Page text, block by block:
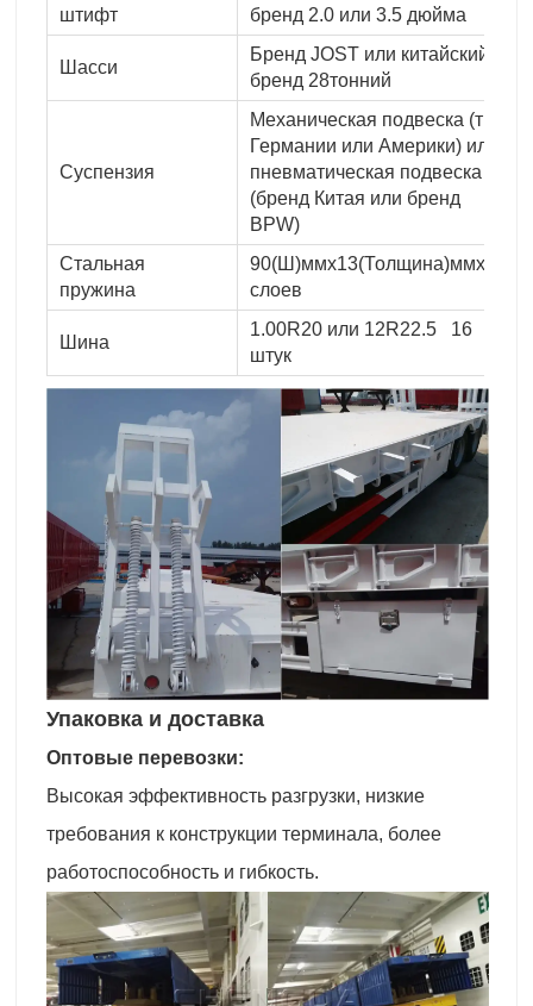
штифт
бренд 2.0 или 3.5 дюйма
Шасси
Бренд JOST или китайский
бренд 28тонний
Суспензия
Механическая подвеска (тип
Германии или Америки) или
пневматическая подвеска
(бренд Китая или бренд
BPW)
Стальная
пружина
90(Ш)ммx13(Толщина)ммx10
слоев
Шина
1.00R20 или 12R22.5 16
штук
Упаковка и доставка
Оптовые перевозки:
Высокая эффективность разгрузки, низкие
требования к конструкции терминала, более
работоспособность и гибкость.